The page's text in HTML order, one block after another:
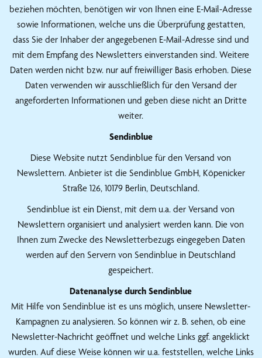
beziehen möchten, benötigen wir von Ihnen eine E-Mail-Adresse
sowie Informationen, welche uns die Überprüfung gestatten,
dass Sie der Inhaber der angegebenen E-Mail-Adresse sind und
mit dem Empfang des Newsletters einverstanden sind. Weitere
Daten werden nicht bzw. nur auf freiwilliger Basis erhoben. Diese
Daten verwenden wir ausschließlich für den Versand der
angeforderten Informationen und geben diese nicht an Dritte
weiter.
Sendinblue
Diese Website nutzt Sendinblue für den Versand von
Newslettern. Anbieter ist die Sendinblue GmbH, Köpenicker
Straße 126, 10179 Berlin, Deutschland.
Sendinblue ist ein Dienst, mit dem u.a. der Versand von
Newslettern organisiert und analysiert werden kann. Die von
Ihnen zum Zwecke des Newsletterbezugs eingegeben Daten
werden auf den Servern von Sendinblue in Deutschland
gespeichert.
Datenanalyse durch Sendinblue
Mit Hilfe von Sendinblue ist es uns möglich, unsere Newsletter-
Kampagnen zu analysieren. So können wir z. B. sehen, ob eine
Newsletter-Nachricht geöffnet und welche Links ggf. angeklickt
wurden. Auf diese Weise können wir u.a. feststellen, welche Links